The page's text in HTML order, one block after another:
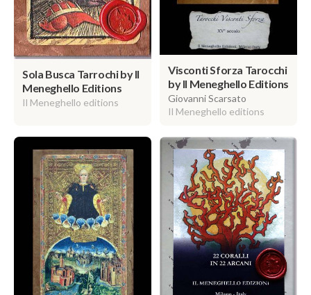
Sola Busca Tarrochi by Il
Meneghello Editions
Il Meneghello editions
Visconti Sforza Tarocchi
by Il Meneghello Editions
Giovanni Scarsato
Il Meneghello editions